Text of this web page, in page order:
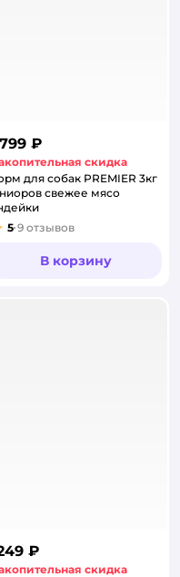
₽
скидка
для собак PREMIER 3кг
свежее мясо
5 9 отзывов
В корзину
₽
скидка